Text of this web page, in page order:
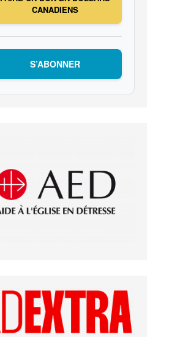
CANADIENS
S’ABONNER